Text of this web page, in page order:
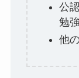
公
勉
他